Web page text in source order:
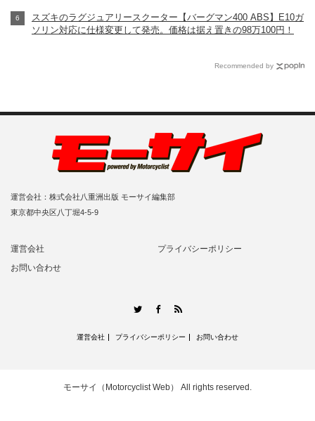
スズキのラグジュアリースクーター【バーグマン400 ABS】E10ガ
ソリン対応に仕様変更して発売。価格は据え置きの98万100円！
Recommended by
運営会社：株式会社八重洲出版 モーサイ編集部
東京都中央区八丁堀4-5-9
運営会社
プライバシーポリシー
お問い合わせ
TwitterFacebook
運営会社 プライバシーポリシー お問い合わせ
モーサイ（Motorcyclist Web） All rights reserved.